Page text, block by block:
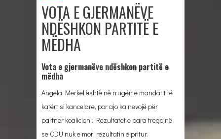
VOTA E GJERMANËVE
NDËSHKON PARTITË E
MËDHA
Vota e gjermanëve ndëshkon partitë e
mëdha
Angela Merkel është në rrugën e mandatit të
katërt si kancelare, por ajo ka nevojë për
partner koalicioni. Rezultatet e para tregojnë
se CDU nuk e mori rezultatin e pritur.